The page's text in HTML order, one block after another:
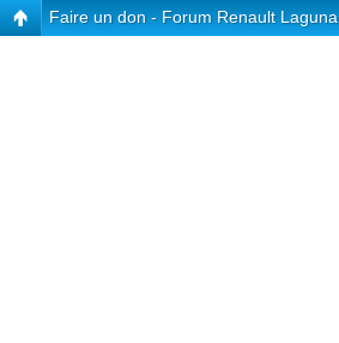
Faire un don - Forum Renault Laguna